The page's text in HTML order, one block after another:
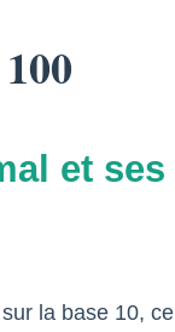
et ses
la base 10, ce